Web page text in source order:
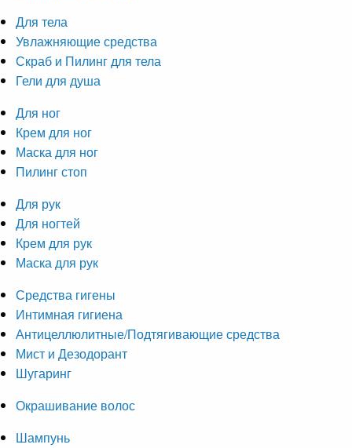
Для тела
Увлажняющие средства
Скраб и Пилинг для тела
Гели для душа
Для ног
Крем для ног
Маска для ног
Пилинг стоп
Для рук
Для ногтей
Крем для рук
Маска для рук
Средства гигены
Интимная гигиена
Антицеллюлитные/Подтягивающие средства
Мист и Дезодорант
Шугаринг
Окрашивание волос
Шампунь